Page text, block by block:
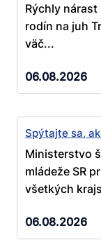
Rýchly
rodín na juh
väč...
06.08.2026
Spýtajte sa,
Ministerstvo
mládeže SR
všetkých
06.08.2026